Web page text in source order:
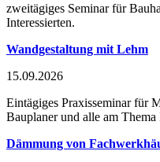
zweitägiges Seminar für
Interessierten.
Wandgestaltung mit Lehm
15.09.2026
Eintägiges Praxisseminar für
Bauplaner und alle am Thema
Dämmung von